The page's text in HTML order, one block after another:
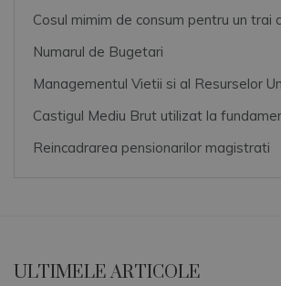
Cosul mimim de consum pentru un trai
Numarul de Bugetari
Managementul Vietii si al Resurselor
Castigul Mediu Brut utilizat la
Reincadrarea pensionarilor magistrati
ULTIMELE ARTICOLE